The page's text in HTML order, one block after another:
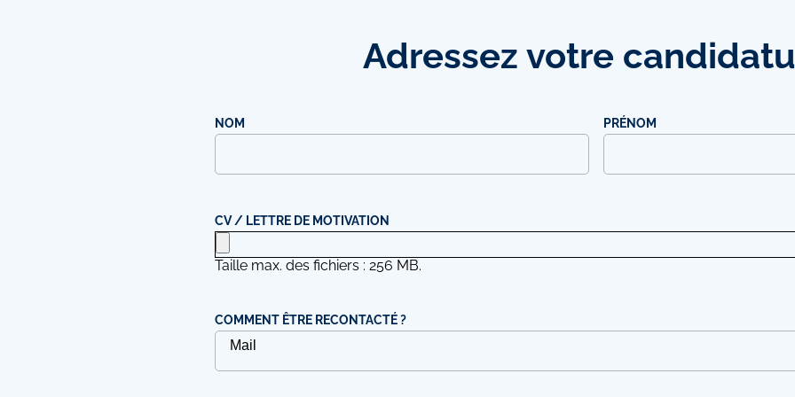
Adressez votre
NOM PRÉNOM
CV / LETTRE DE MOTIVATION
Taille max. des fichiers : 256 MB.
COMMENT ÊTRE RECONTACTÉ ?